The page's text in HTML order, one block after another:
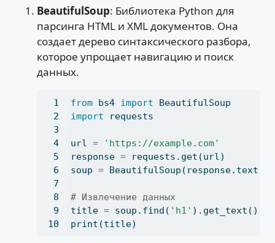
BeautifulSoup: Библиотека Python для
парсинга HTML и XML документов. Она
создает дерево синтаксического разбора,
которое упрощает навигацию и поиск
данных.
from bs4 import BeautifulSoup
import requests
url =
'https://example.com'
response = requests.get(url)
soup = BeautifulSoup(response.text,
# Извлечение данных
title = soup.find( 'h1' ).get_text()
print (title)